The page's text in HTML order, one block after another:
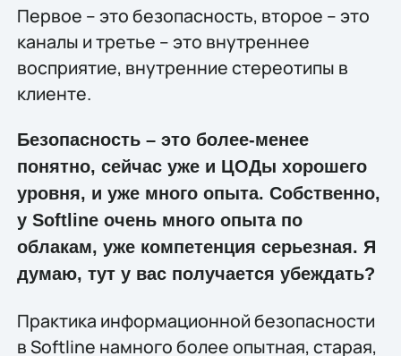
Первое – это безопасность, второе – это
каналы и третье – это внутреннее
восприятие, внутренние стереотипы в
клиенте.
Безопасность – это более-менее
понятно, сейчас уже и ЦОДы хорошего
уровня, и уже много опыта. Собственно,
у Softline очень много опыта по
облакам, уже компетенция серьезная. Я
думаю, тут у вас получается убеждать?
Практика информационной безопасности
в Softline намного более опытная, старая,